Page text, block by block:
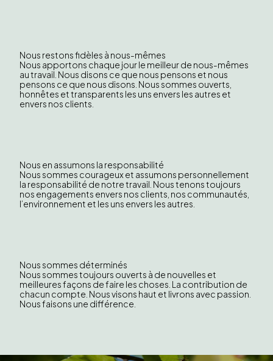
Nous restons fidèles à nous-mêmes
Nous apportons chaque jour le meilleur de nous-mêmes
au travail. Nous disons ce que nous pensons et nous
pensons ce que nous disons. Nous sommes ouverts,
honnêtes et transparents les uns envers les autres et
envers nos clients.
Nous en assumons la responsabilité
Nous sommes courageux et assumons personnellement
la responsabilité de notre travail. Nous tenons toujours
nos engagements envers nos clients, nos communautés,
l’environnement et les uns envers les autres.
Nous sommes déterminés
Nous sommes toujours ouverts à de nouvelles et
meilleures façons de faire les choses. La contribution de
chacun compte. Nous visons haut et livrons avec passion.
Nous faisons une différence.